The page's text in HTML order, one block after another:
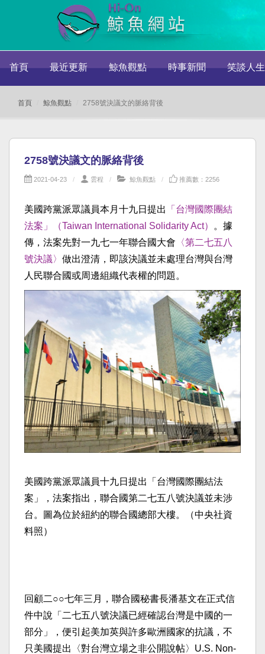
首頁 最近更新 鯨魚觀點 時事新聞 笑談人生
首頁 鯨魚觀點 2758號決議文的脈絡背後
2758號決議文的脈絡背後
2021-04-23 雲程 鯨魚觀點 推薦數：2256
美國跨黨派眾議員本月十九日提出
「台灣國際團結
法案」（Taiwan International Solidarity Act）
。據
傳，法案先對一九七一年聯合國大會 〈第二七五八
號決議〉 做出澄清，即該決議並未處理台灣與台灣
人民聯合國或周邊組織代表權的問題。
美國跨黨派眾議員十九日提出「台灣國際團結法
案」，法案指出，聯合國第二七五八號決議並未涉
台。圖為位於紐約的聯合國總部大樓。（中央社資
料照）
回顧二○○七年三月，聯合國秘書長潘基文在正式信
件中說「二七五八號決議已經確認台灣是中國的一
部分」，便引起美加英與許多歐洲國家的抗議，不
只美國提出〈對台灣立場之非公開說帖〉U.S. Non-